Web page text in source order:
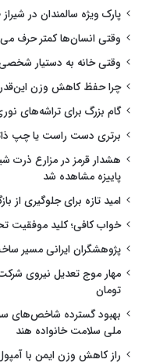
پارک ویژه سالمندان در
وقتی انسان‌ها کمتر حرف
وقتی خانه به دستیار
چرا حفظ کاهش وزن
گام بزرگ برای تراشه‌های
برتری دست راست یا چپ
هشدار قرمز در مزارع ذرت
پاییزه مشاهده شد
امید تازه برای جلوگیری از
خواب کافی؛ کلید موفقیت
پژوهشگران ایرانی مسیر
تومان
بهبود گسترده شاخص‌های
ملی سلامت خانواده هند
راز کاهش وزن ایمن با